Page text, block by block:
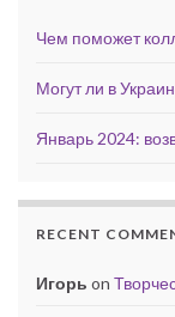
Чем поможет
Могут ли в
Январь 2024:
RECENT
Игорь on